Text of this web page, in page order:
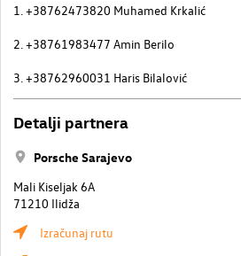
1. +38762473820 Muhamed Krkalić
2. +38761983477 Amin Berilo
3. +38762960031 Haris Bilalović
Detalji partnera
Porsche Sarajevo
Mali Kiseljak 6A
71210 Ilidža
Izračunaj rutu